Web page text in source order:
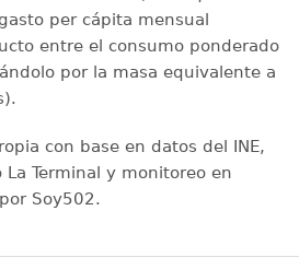
per cápita mensual
entre el consumo ponderado
por la masa equivalente a
con base en datos del INE,
Terminal y monitoreo en
Soy502.